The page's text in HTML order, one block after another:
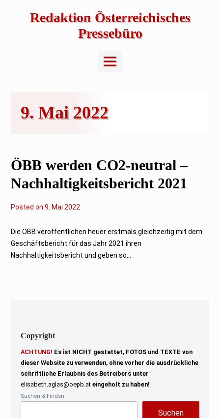
Redaktion Österreichisches
Pressebüro
Main
Menu
9. Mai 2022
ÖBB werden CO2-neutral –
Nachhaltigkeitsbericht 2021
Posted on2
e
b
r
u
9. Mai 2022
Die ÖBB veröffentlichen heuer erstmals gleichzeitig mit dem
Geschäftsbericht für das Jahr 2021 ihren
Nachhaltigkeitsbericht und geben so...
Copyright
ACHTUNG! Es ist NICHT gestattet, FOTOS und TEXTE von
dieser Website zu verwenden, ohne vorher die ausdrückliche
schriftliche Erlaubnis des Betreibers unter
elisabeth.aglas@oepb.at eingeholt zu haben!
Suchen & Finden
Suchen